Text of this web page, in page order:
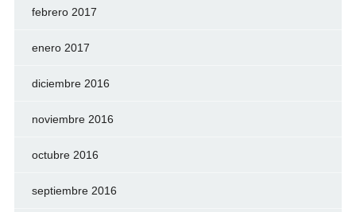
febrero 2017
enero 2017
diciembre 2016
noviembre 2016
octubre 2016
septiembre 2016